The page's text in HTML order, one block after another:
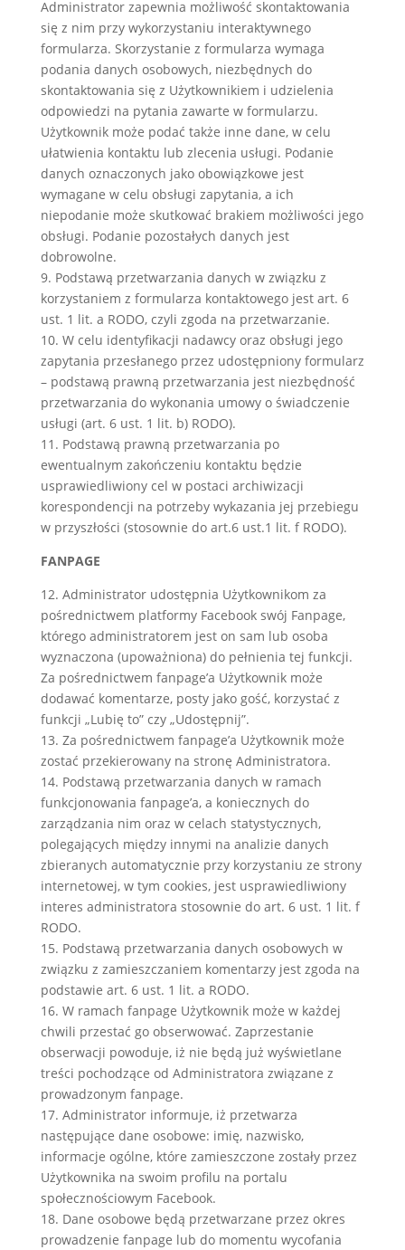
Administrator zapewnia możliwość skontaktowania
się z nim przy wykorzystaniu interaktywnego
formularza. Skorzystanie z formularza wymaga
podania danych osobowych, niezbędnych do
skontaktowania się z Użytkownikiem i udzielenia
odpowiedzi na pytania zawarte w formularzu.
Użytkownik może podać także inne dane, w celu
ułatwienia kontaktu lub zlecenia usługi. Podanie
danych oznaczonych jako obowiązkowe jest
wymagane w celu obsługi zapytania, a ich
niepodanie może skutkować brakiem możliwości jego
obsługi. Podanie pozostałych danych jest
dobrowolne.
9. Podstawą przetwarzania danych w związku z
korzystaniem z formularza kontaktowego jest art. 6
ust. 1 lit. a RODO, czyli zgoda na przetwarzanie.
10. W celu identyfikacji nadawcy oraz obsługi jego
zapytania przesłanego przez udostępniony formularz
– podstawą prawną przetwarzania jest niezbędność
przetwarzania do wykonania umowy o świadczenie
usługi (art. 6 ust. 1 lit. b) RODO).
11. Podstawą prawną przetwarzania po
ewentualnym zakończeniu kontaktu będzie
usprawiedliwiony cel w postaci archiwizacji
korespondencji na potrzeby wykazania jej przebiegu
w przyszłości (stosownie do art.6 ust.1 lit. f RODO).
FANPAGE
12. Administrator udostępnia Użytkownikom za
pośrednictwem platformy Facebook swój Fanpage,
którego administratorem jest on sam lub osoba
wyznaczona (upoważniona) do pełnienia tej funkcji.
Za pośrednictwem fanpage’a Użytkownik może
dodawać komentarze, posty jako gość, korzystać z
funkcji „Lubię to” czy „Udostępnij”.
13. Za pośrednictwem fanpage’a Użytkownik może
zostać przekierowany na stronę Administratora.
14. Podstawą przetwarzania danych w ramach
funkcjonowania fanpage’a, a koniecznych do
zarządzania nim oraz w celach statystycznych,
polegających między innymi na analizie danych
zbieranych automatycznie przy korzystaniu ze strony
internetowej, w tym cookies, jest usprawiedliwiony
interes administratora stosownie do art. 6 ust. 1 lit. f
RODO.
15. Podstawą przetwarzania danych osobowych w
związku z zamieszczaniem komentarzy jest zgoda na
podstawie art. 6 ust. 1 lit. a RODO.
16. W ramach fanpage Użytkownik może w każdej
chwili przestać go obserwować. Zaprzestanie
obserwacji powoduje, iż nie będą już wyświetlane
treści pochodzące od Administratora związane z
prowadzonym fanpage.
17. Administrator informuje, iż przetwarza
następujące dane osobowe: imię, nazwisko,
informacje ogólne, które zamieszczone zostały przez
Użytkownika na swoim profilu na portalu
społecznościowym Facebook.
18. Dane osobowe będą przetwarzane przez okres
prowadzenie fanpage lub do momentu wycofania